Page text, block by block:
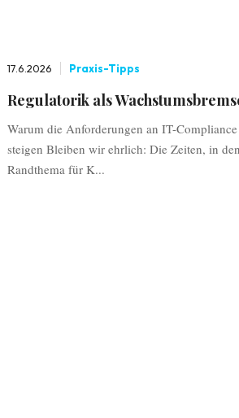
17.6.2026 Praxis-Tipps
Regulatorik als
Warum die Anforderungen an IT-
steigen Bleiben wir ehrlich: Die Zeiten, in
Randthema für K...